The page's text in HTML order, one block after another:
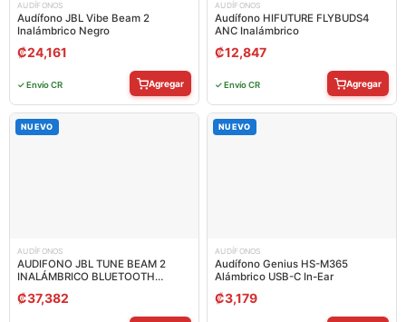
AUDÍFONOS
Audífono JBL Vibe Beam 2
Inalámbrico Negro
₡24,161
✓ Envío CR Agregar
AUDÍFONOS
Audífono HIFUTURE FLYBUDS4
ANC Inalámbrico
₡12,847
✓ Envío CR Agregar
NUEVO
AUDÍFONOS
AUDIFONO JBL TUNE BEAM 2
INALÁMBRICO BLUETOOTH
₡37,382
NUEVO
AUDÍFONOS
Audífono Genius HS-M365
Alámbrico USB-C In-Ear
₡3,179